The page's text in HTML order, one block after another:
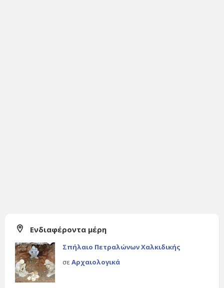
Ενδιαφέροντα μέρη
Σπήλαιο Πετραλώνων Χαλκιδικής
σε Αρχαιολογικά